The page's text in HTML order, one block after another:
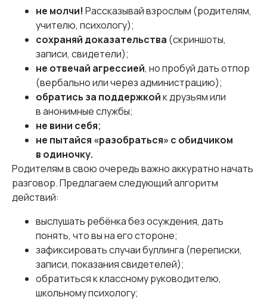
не молчи! Рассказывай взрослым (родителям,
учителю, психологу);
сохраняй доказательства (скриншоты,
записи, свидетели);
не отвечай агрессией, но пробуй дать отпор
(вербально или через администрацию);
обратись за поддержкойк друзьям или
в анонимные службы;
не вини себя;
не пытайся «разобраться» с обидчиком
в одиночку.
Родителям в свою очередь важно аккуратно начать
разговор. Предлагаем следующий алгоритм
действий:
выслушать ребёнка без осуждения, дать
понять, что вы на его стороне;
зафиксировать случаи буллинга (переписки,
записи, показания свидетелей);
обратиться к классному руководителю,
школьному психологу;